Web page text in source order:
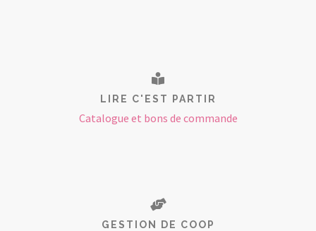
LIRE C'EST PARTIR
Catalogue et bons de commande
GESTION DE COOP